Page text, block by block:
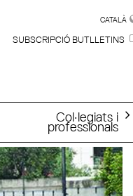
CATALÀ
SUBSCRIPCIÓ BUTLLETINS
Col·legiats i
professionals